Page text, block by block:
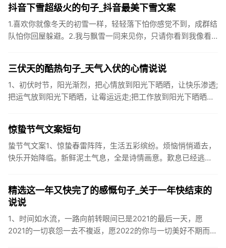
抖音下雪超级火的句子_抖音最美下雪文案
1.喜欢你就像冬天的初雪一样，轻轻落下怕你感觉不到，成群结
队怕你回屋躲避。2.我与飘雪一同来见你，只请你看到我像看
三伏天的酷热句子_天气入伏的心情说说
1、初伏时节，阳光渐烈，把心情放到阳光下晒晒，让快乐渗透;
把运气放到阳光下晒晒，让霉运远走;把工作放到阳光下晒晒，
惊蛰节气文案短句
蛰节气文案1、惊蛰春雷阵阵，生活五彩缤纷。烦恼悄悄遁去，
快乐开始降临。新鲜泥土气息，全是诗情画意。歎息已经逃
精选这一年又快完了的感慨句子_关于一年快结束的
说说
1、时间如水流，一路向前转眼间已是2021的最后一天，愿
2021的一切哀怨一去不複返，愿2022的你与一切美好不期而